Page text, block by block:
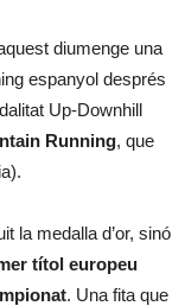
diumenge una
espanyol després
Up-Downhill
Running, que
la medalla d’or, sinó
títol europeu
. Una fita que